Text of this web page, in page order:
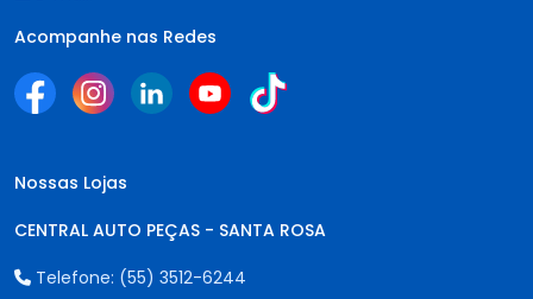
Acompanhe nas Redes
Nossas Lojas
CENTRAL AUTO PEÇAS - SANTA ROSA
Telefone: (55) 3512-6244